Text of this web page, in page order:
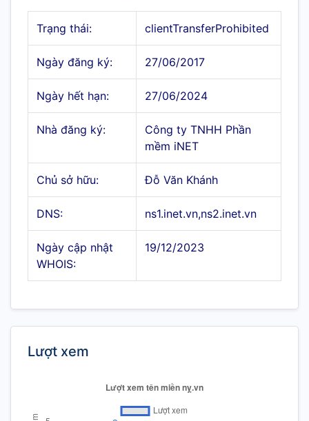
Trạng thái: clientTransferProhibited
Ngày đăng ký: 27/06/2017
Ngày hết hạn: 27/06/2024
Nhà đăng ký:
Công ty TNHH Phần
mềm iNET
Chủ sở hữu: Đỗ Văn Khánh
DNS: ns1.inet.vn,ns2.inet.vn
Ngày cập nhật
WHOIS:
19/12/2023
Lượt xem